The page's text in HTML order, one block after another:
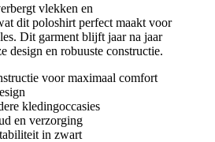
vlekken en
dit poloshirt perfect maakt voor
Dit garment blijft jaar na jaar
design en robuuste constructie.
voor maximaal comfort
kledingoccasies
en verzorging
in zwart